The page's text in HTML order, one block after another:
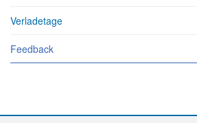
Verladetage
Feedback